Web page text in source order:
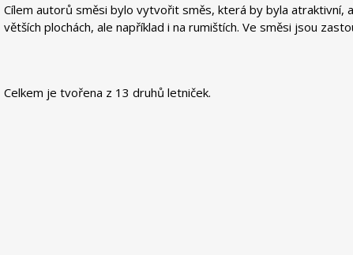
Cílem autorů směsi bylo vytvořit směs, která by byla atraktivní,
větších plochách, ale například i na rumištích. Ve směsi jsou
Celkem je tvořena z 13 druhů letniček.